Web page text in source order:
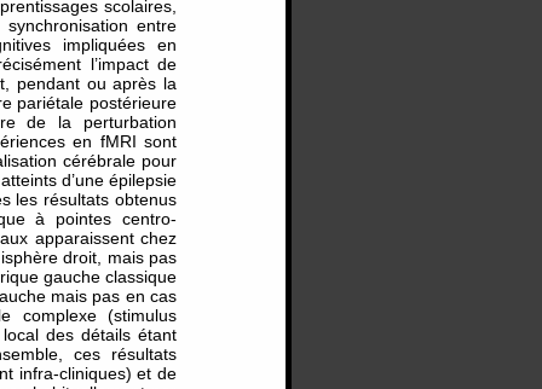
scolaires,
entre
impliquées en
l’impact de
pendant ou après la
pariétale postérieure
de la perturbation
en fMRI sont
cérébrale pour
d’une épilepsie
les résultats obtenus
à pointes centro-
apparaissent chez
droit, mais pas
gauche classique
mais pas en cas
complexe (stimulus
des détails étant
ces résultats
infra-cliniques) et de